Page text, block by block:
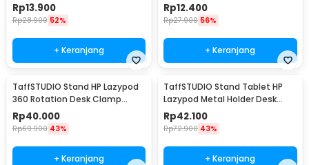
Car Phone Holder - GP97
Rp13.900
Rp28.900 52%
+ Keranjang
- K2
Rp12.400
Rp27.900 56%
+ Keranjang
TaffSTUDIO Stand HP Lazypod
360 Rotation Desk Clamp
Smartphone Holder - D9
Rp40.000
Rp69.900 43%
+ Keranjang
TaffSTUDIO Stand Tablet HP
Lazypod Metal Holder Desk
Clamp 6-8 Inch - D9
Rp42.100
Rp72.900 43%
+ Keranjang